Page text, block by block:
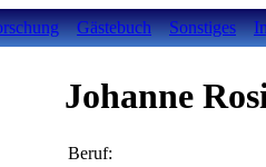
Gästebuch Sonstiges
Johanne
Beruf: